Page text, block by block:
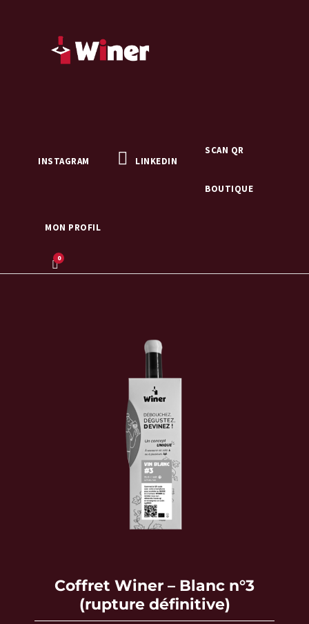
INSTAGRAM LINKEDIN
SCAN QR
BOUTIQUE
MON PROFIL
0
Coffret Winer – Blanc n°3
(rupture définitive)